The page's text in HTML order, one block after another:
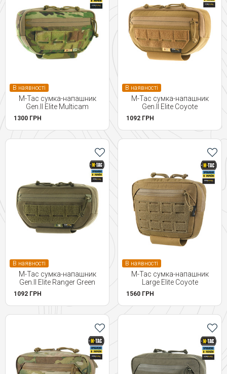
В наявності
M-Tac сумка-напашник
Gen.II Elite Multicam
1300 ГРН
В наявності
M-Tac сумка-напашник
Gen.II Elite Coyote
1092 ГРН
В наявності
M-Tac сумка-напашник
Gen.II Elite Ranger Green
1092 ГРН
В наявності
M-Tac сумка-напашник
Large Elite Coyote
1560 ГРН